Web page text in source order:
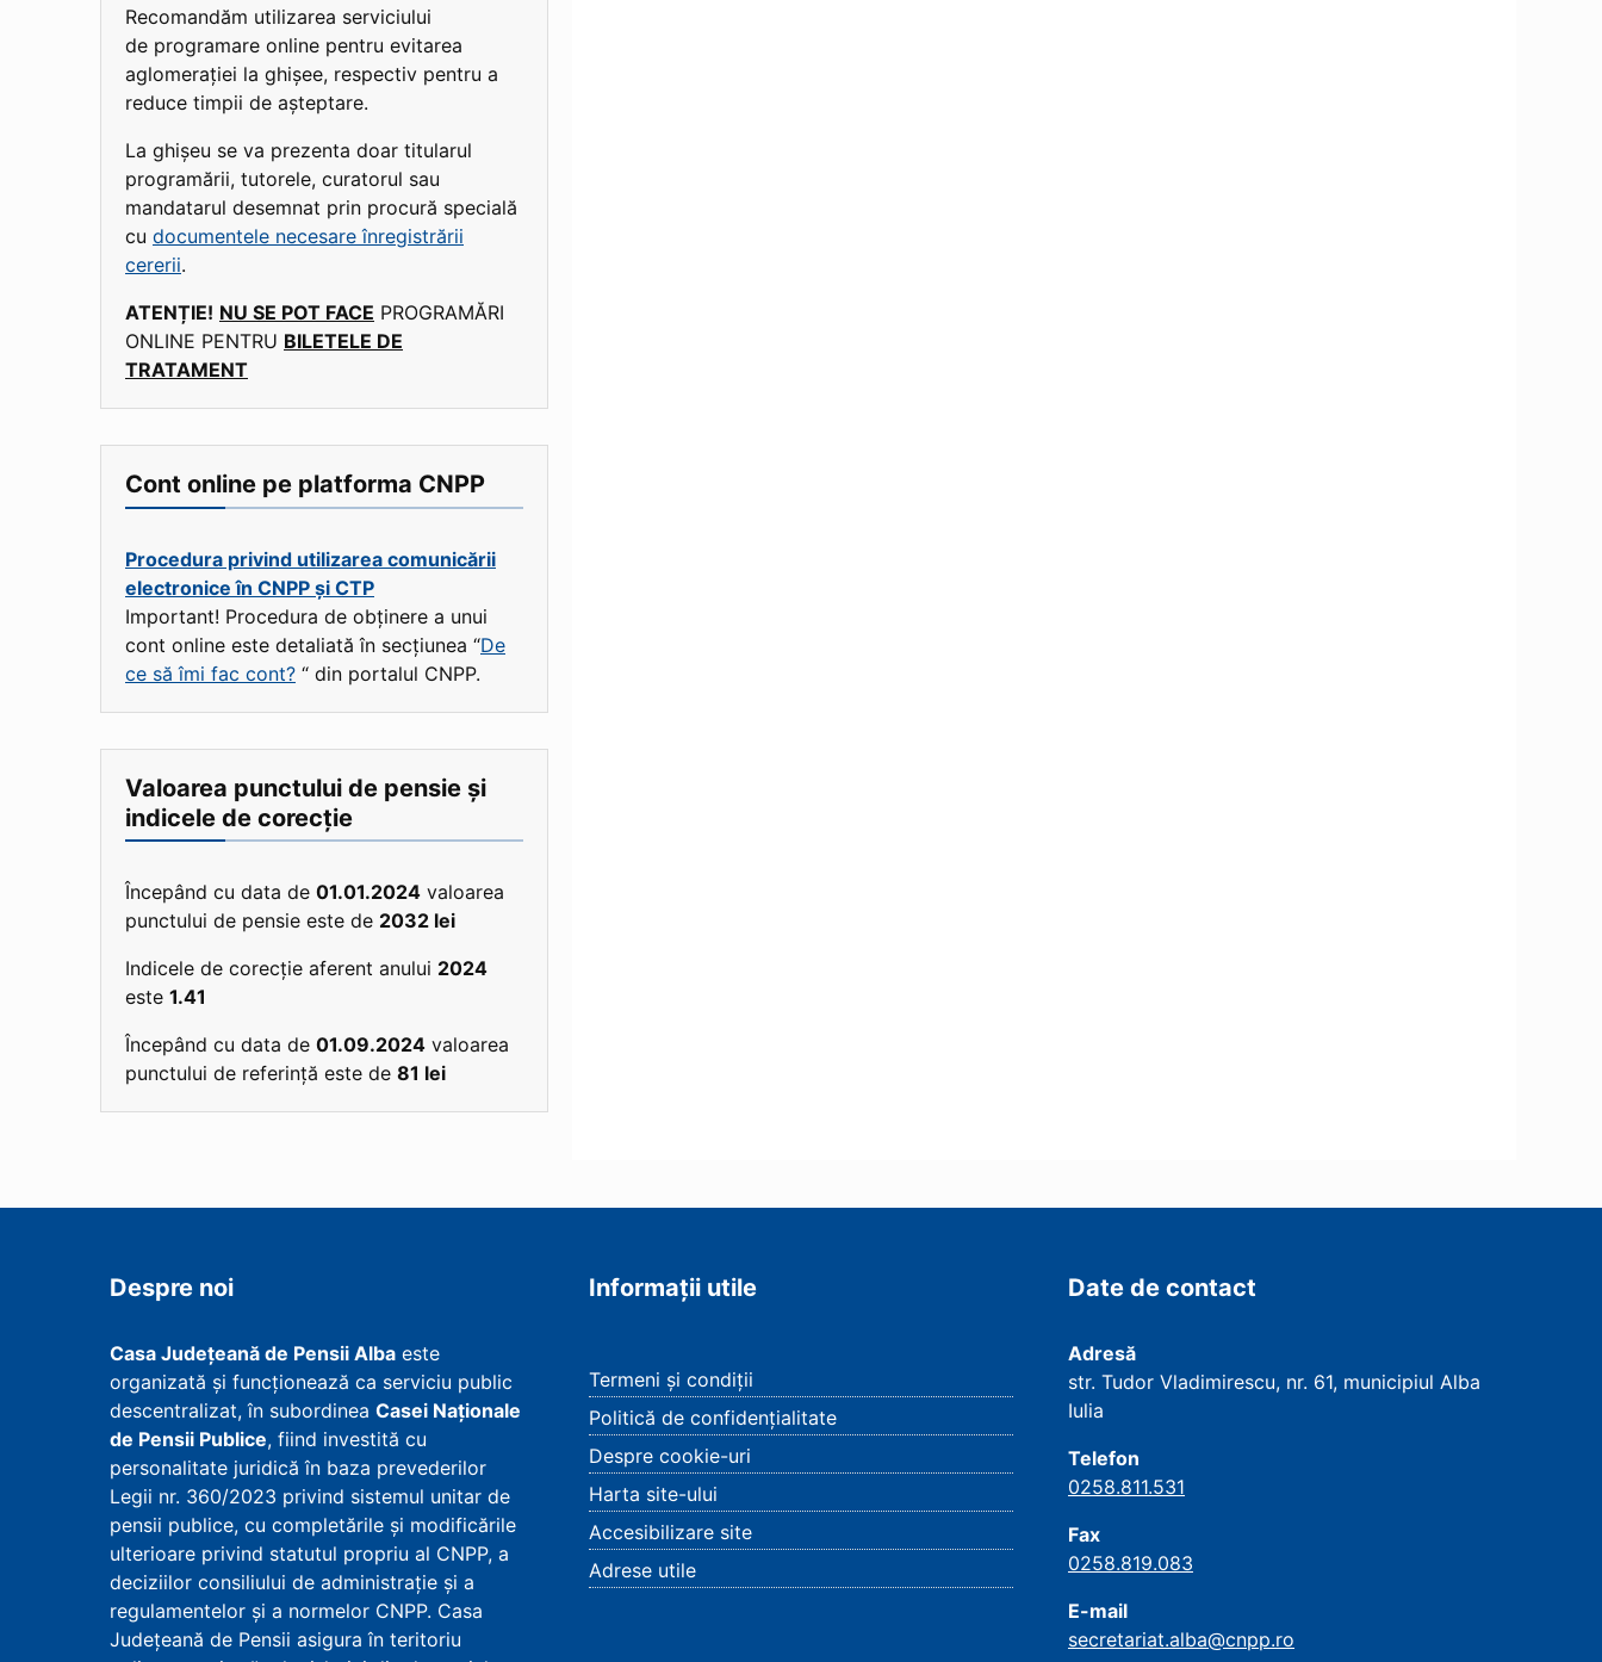
Recomandăm utilizarea serviciului
de programare online pentru evitarea
aglomerației la ghișee, respectiv pentru a
reduce timpii de așteptare.
La ghișeu se va prezenta doar titularul
programării, tutorele, curatorul sau
mandatarul desemnat prin procură specială
cu documentele necesare înregistrării
cererii.
ATENȚIE! NU SE POT FACE PROGRAMĂRI
ONLINE PENTRU BILETELE DE
TRATAMENT
Cont online pe platforma CNPP
Procedura privind utilizarea comunicării
electronice în CNPP și CTP
Important! Procedura de obținere a unui
cont online este detaliată în secțiunea “De
ce să îmi fac cont? “ din portalul CNPP.
Valoarea punctului de pensie și
indicele de corecție
Începând cu data de 01.01.2024 valoarea
punctului de pensie este de 2032 lei
Indicele de corecție aferent anului 2024
este 1.41
Începând cu data de 01.09.2024 valoarea
punctului de referință este de 81 lei
Despre noi
Casa Județeană de Pensii Alba este
organizată și funcționează ca serviciu public
descentralizat, în subordinea Casei Naționale
de Pensii Publice, fiind investită cu
personalitate juridică în baza prevederilor
Legii nr. 360/2023 privind sistemul unitar de
pensii publice, cu completările și modificările
ulterioare privind statutul propriu al CNPP, a
deciziilor consiliului de administrație și a
regulamentelor și a normelor CNPP. Casa
Județeană de Pensii asigura în teritoriu
Informații utile
Termeni și condiții
Politică de confidențialitate
Despre cookie-uri
Harta site-ului
Accesibilizare site
Adrese utile
Date de contact
Adresă
str. Tudor Vladimirescu, nr. 61, municipiul Alba
Iulia
Telefon
0258.811.531
Fax
0258.819.083
E-mail
secretariat.alba@cnpp.ro